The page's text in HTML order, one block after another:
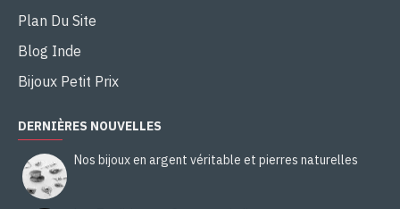
Plan Du Site
Blog Inde
Bijoux Petit Prix
DERNIÈRES NOUVELLES
Nos bijoux en argent véritable et pierres naturelles